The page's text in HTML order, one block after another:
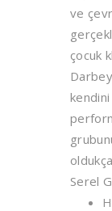
ve
çocuk
Serel